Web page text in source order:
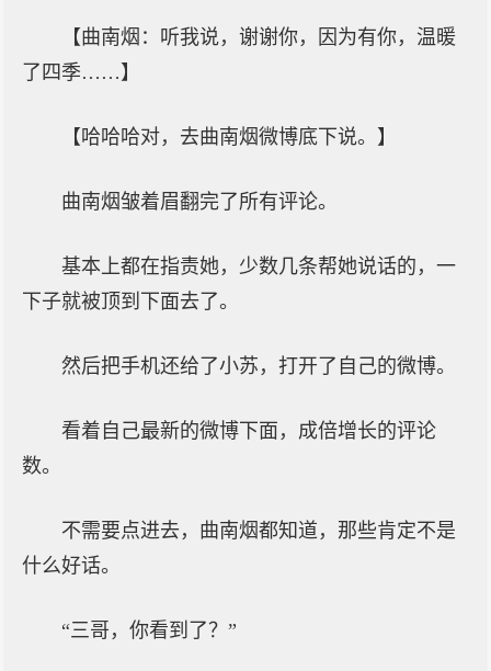
【曲南烟：听我说，谢谢你，因为有你，温暖
了四季……】
【哈哈哈对，去曲南烟微博底下说。】
曲南烟皱着眉翻完了所有评论。
基本上都在指责她，少数几条帮她说话的，一
下子就被顶到下面去了。
然后把手机还给了小苏，打开了自己的微博。
看着自己最新的微博下面，成倍增长的评论
数。
不需要点进去，曲南烟都知道，那些肯定不是
什么好话。
“三哥，你看到了？”